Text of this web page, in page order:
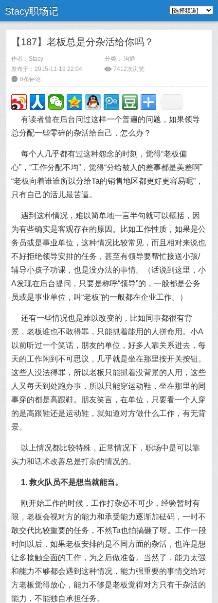
Stacy职场记
【187】老板总是分杂活给你吗？
作者： Stacy 分类： 沟通
发布于：2015-11-19 22:04
ė 7412次浏览
6 0条评论
有读者曾在后台问过这样一个普遍的问题，如果领导
总分配一些零碎的杂活给自己，怎么办？
每个人几乎都有过这种怨念的时刻，觉得“老板偏
心”，“工作分配不均”，觉得“分给被人的差事都是美差啊”
“老板向着谁谁所以分给Ta的销售地区都更好更容易呢”，
只有自己的活儿最苦逼。
遇到这种情况，难以简单地一言半句就可以概括，因
为有些确实是客观存在的原因。比如工作性质，如果是公
务员或是事业单位，这种情况比较常见，而且相对来说也
不好拒绝领导安排的任务，甚至有领导要帮忙接送小孩/
辅导小孩子功课，也是没办法的事情。（话说到这里，小
A发现在后台提问，只要是称呼“领导”的，一般都是公务
员或是事业单位，叫“老板”的一般都在企业工作。）
还有一些情况也是难以改变的，比如同事都很有背
景，老板谁也不敢得罪，只能抓着能用的人拼命用。小A
以前听过一个笑话，朋友的单位，好多人靠关系进去，每
天的工作闲到不可思议，几乎就是坐在那里按开关按钮。
这些人没法得罪，所以老板只能抓着没背景的人用，这些
人又每天到处跑办事，所以只能穿运动鞋，坐在那里的同
事穿的都是高跟鞋。朋友笑言，在单位，只要看一个人穿
的是高跟鞋还是运动鞋，就知道对方做什么工作，有无背
景。
以上情况都比较特殊，正常情况下，职场中是可以靠
实力和话术改善总是打杂的情况的。
1. 救火队员不是想当就能当。
刚开始工作的时候，工作打杂必不可少，经验暂时有
限，老板会视对方的能力和承受能力逐渐加砝码，一时不
敢交代比较重要的任务，不然Ta也怕搞砸了呀。工作一段
时间以后，如果老板安排的是不同方面的杂活，也许是想
让多接触全面的工作，为之后做准备。当然了，能力太强
和能力不够都会遇到这种情况，能力强重要的事情交给对
方老板觉得放心，能力不够是老板觉得对方只有干杂活的
能力，不能独自承担任务。